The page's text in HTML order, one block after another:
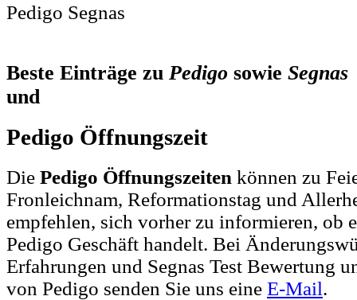
Pedigo Segnas
Beste Einträge zu Pedigo sowie Segnas
und
Pedigo Öffnungszeit
Die Pedigo Öffnungszeiten können zu
Fronleichnam, Reformationstag und
empfehlen, sich vorher zu informieren, ob
Pedigo Geschäft handelt. Bei
Erfahrungen und Segnas Test Bewertung
von Pedigo senden Sie uns eine E-Mail.